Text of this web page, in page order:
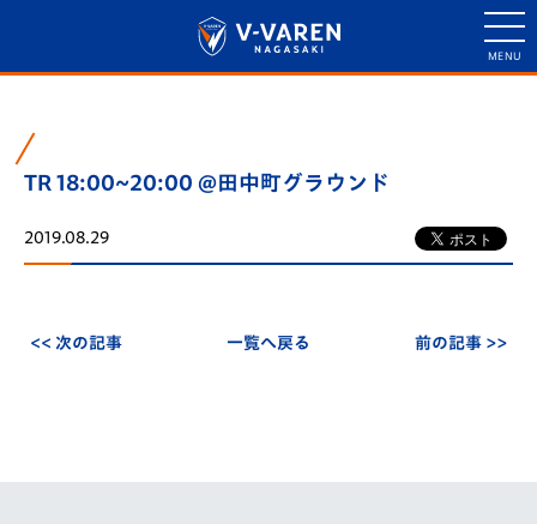
TR 18:00~20:00 @田中町グラウンド
2019.08.29
<< 次の記事 一覧へ戻る 前の記事 >>